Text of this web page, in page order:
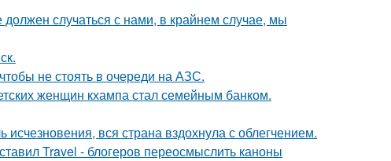
случаться с нами, в крайнем случае, мы
не стоять в очереди на АЗС.
женщин кхампа стал семейным банком.
вся страна вздохнула с облегчением.
Travel - блогеров переосмыслить каноны